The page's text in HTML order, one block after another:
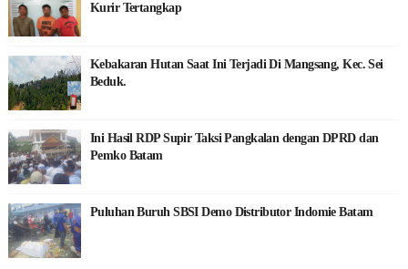
Kurir Tertangkap
Kebakaran Hutan Saat Ini Terjadi Di Mangsang, Kec. Sei
Beduk.
Ini Hasil RDP Supir Taksi Pangkalan dengan DPRD dan
Pemko Batam
Puluhan Buruh SBSI Demo Distributor Indomie Batam